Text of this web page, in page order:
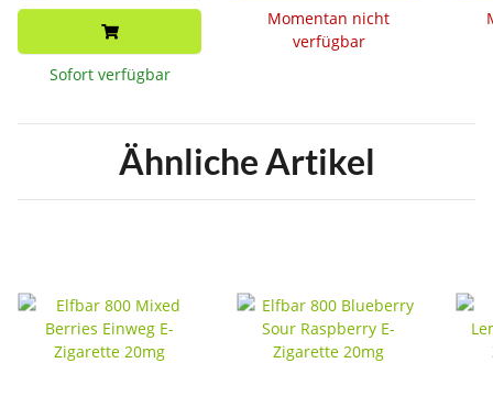
Sofort verfügbar
Momentan nicht
verfügbar
Ähnliche Artikel